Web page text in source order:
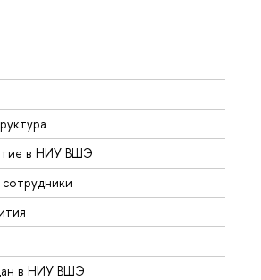
в НИУ ВШЭ
в НИУ ВШЭ